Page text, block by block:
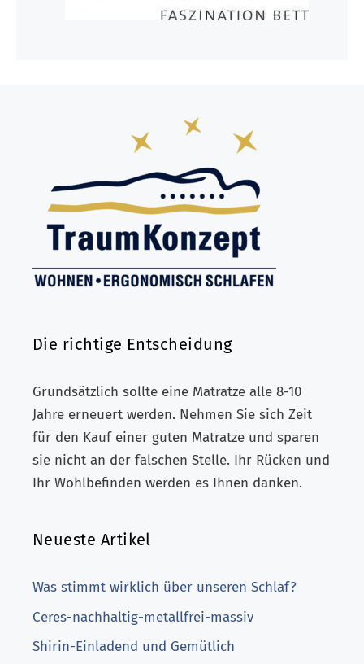
Die richtige Entscheidung
Grundsätzlich sollte eine Matratze alle 8-10
Jahre erneuert werden. Nehmen Sie sich Zeit
für den Kauf einer guten Matratze und sparen
sie nicht an der falschen Stelle. Ihr Rücken und
Ihr Wohlbefinden werden es Ihnen danken.
Neueste Artikel
Was stimmt wirklich über unseren Schlaf?
Ceres-nachhaltig-metallfrei-massiv
Shirin-Einladend und Gemütlich